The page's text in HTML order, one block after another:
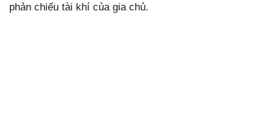
phản chiếu tài khí của gia chủ.